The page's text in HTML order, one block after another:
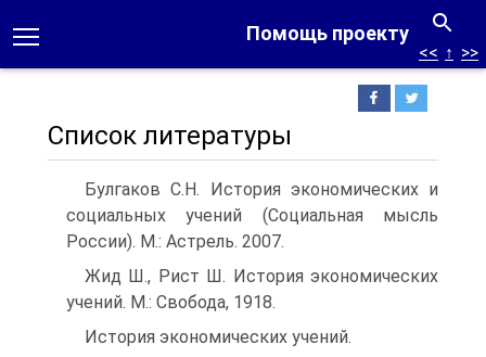
Помощь проекту
<< ↑ >>
Список литературы
Булгаков С.Н. История экономических и
социальных учений (Социальная мысль
России). М.: Астрель. 2007.
Жид Ш., Рист Ш. История экономических
учений. М.: Свобода, 1918.
История экономических учений.